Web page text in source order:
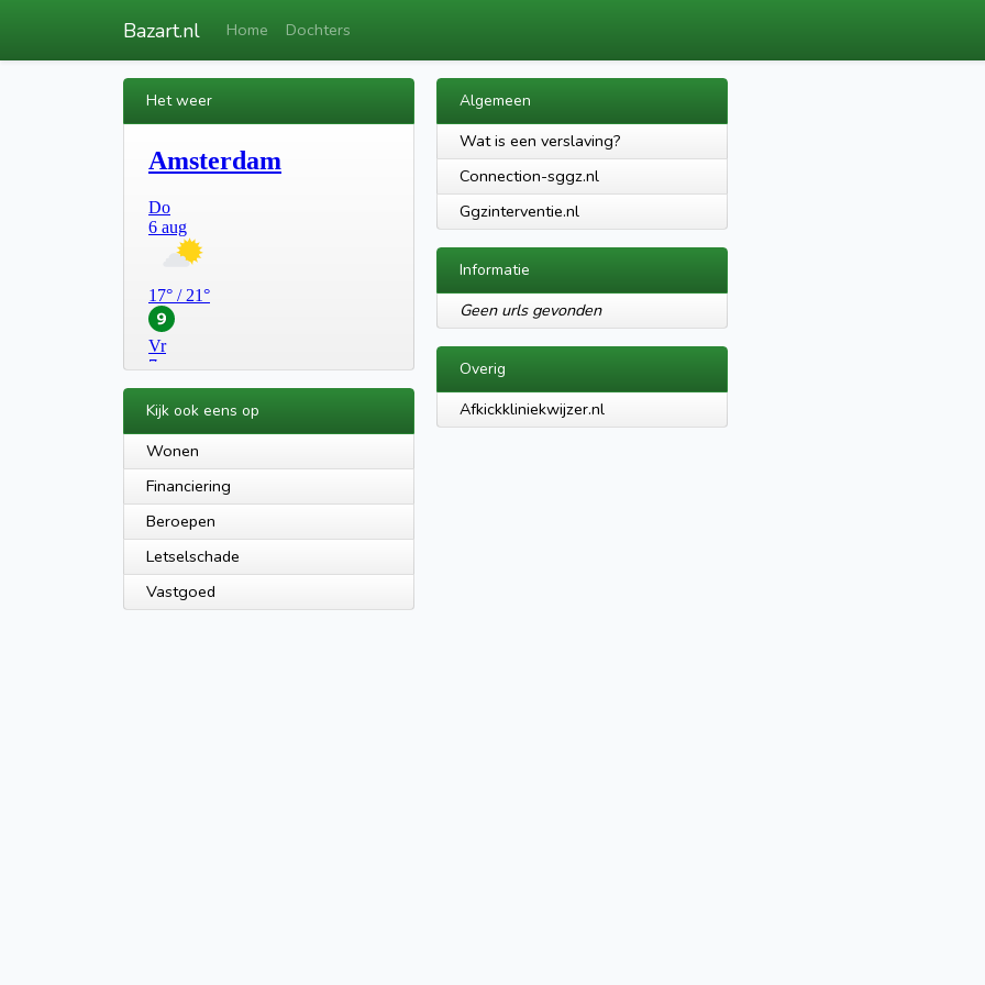
Bazart.nl Home Dochters
Het weer
Kijk ook eens op
Wonen
Financiering
Beroepen
Letselschade
Vastgoed
Algemeen
Wat is een verslaving?
Connection-sggz.nl
Ggzinterventie.nl
Informatie
Geen urls gevonden
Overig
Afkickkliniekwijzer.nl